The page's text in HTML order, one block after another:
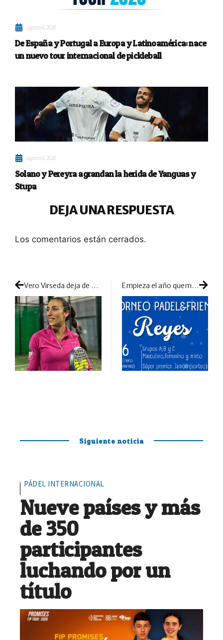
agosto 6, 2026
De España y Portugal a Europa y Latinoamérica: nace
un nuevo tour internacional de pickleball
agosto 6, 2026
Solano y Pereyra agrandan la herida de Yanguas y
Stupa
DEJA UNA RESPUESTA
Los comentarios están cerrados.
Vero Virseda deja de pertenecer a las filas de Varlion Empieza el año quemando los excesos navideños y celebrando en la pista el día de Reyes
Siguiente noticia
PÁDEL INTERNACIONAL
Nueve países y más
de 350
participantes
luchando por un
título